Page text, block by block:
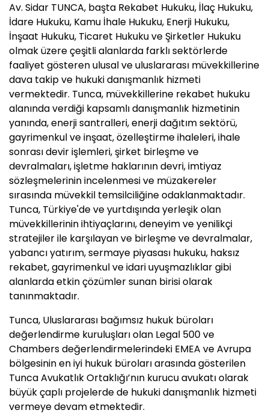
Av. Sidar TUNCA, başta Rekabet Hukuku, İlaç Hukuku,
İdare Hukuku, Kamu İhale Hukuku, Enerji Hukuku,
İnşaat Hukuku, Ticaret Hukuku ve Şirketler Hukuku
olmak üzere çeşitli alanlarda farklı sektörlerde
faaliyet gösteren ulusal ve uluslararası müvekkillerine
dava takip ve hukuki danışmanlık hizmeti
vermektedir. Tunca, müvekkillerine rekabet hukuku
alanında verdiği kapsamlı danışmanlık hizmetinin
yanında, enerji santralleri, enerji dağıtım sektörü,
gayrimenkul ve inşaat, özelleştirme ihaleleri, ihale
sonrası devir işlemleri, şirket birleşme ve
devralmaları, işletme haklarının devri, imtiyaz
sözleşmelerinin incelenmesi ve müzakereler
sırasında müvekkil temsilciliğine odaklanmaktadır.
Tunca, Türkiye'de ve yurtdışında yerleşik olan
müvekkillerinin ihtiyaçlarını, deneyim ve yenilikçi
stratejiler ile karşılayan ve birleşme ve devralmalar,
yabancı yatırım, sermaye piyasası hukuku, haksız
rekabet, gayrimenkul ve idari uyuşmazlıklar gibi
alanlarda etkin çözümler sunan birisi olarak
tanınmaktadır.
Tunca, Uluslararası bağımsız hukuk büroları
değerlendirme kuruluşları olan Legal 500 ve
Chambers değerlendirmelerindeki EMEA ve Avrupa
bölgesinin en iyi hukuk büroları arasında gösterilen
Tunca Avukatlık Ortaklığı’nın kurucu avukatı olarak
büyük çaplı projelerde de hukuki danışmanlık hizmeti
vermeye devam etmektedir.